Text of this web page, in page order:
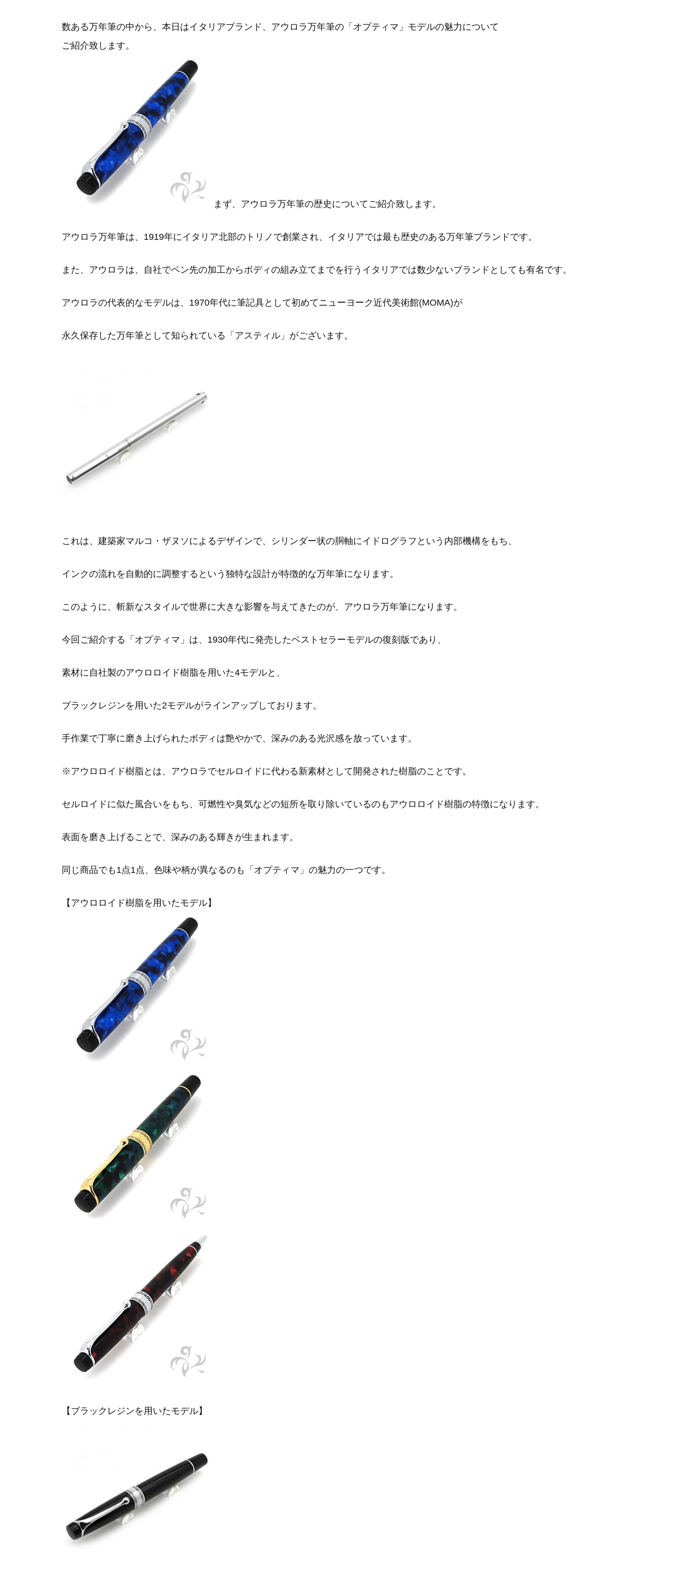
数ある万年筆の中から、本日はイタリアブランド、アウロラ万年筆の「オプティマ」モデルの魅力について
ご紹介致します。
まず、アウロラ万年筆の歴史についてご紹介致します。
アウロラ万年筆は、1919年にイタリア北部のトリノで創業され、イタリアでは最も歴史のある万年筆ブランドです。
また、アウロラは、自社でペン先の加工からボディの組み立てまでを行うイタリアでは数少ないブランドとしても有名です。
アウロラの代表的なモデルは、1970年代に筆記具として初めてニューヨーク近代美術館(MOMA)が
永久保存した万年筆として知られている「アスティル」がございます。
これは、建築家マルコ・ザヌソによるデザインで、シリンダー状の胴軸にイドログラフという内部機構をもち、
インクの流れを自動的に調整するという独特な設計が特徴的な万年筆になります。
このように、斬新なスタイルで世界に大きな影響を与えてきたのが、アウロラ万年筆になります。
今回ご紹介する「オプティマ」は、1930年代に発売したベストセラーモデルの復刻版であり、
素材に自社製のアウロロイド樹脂を用いた4モデルと、
ブラックレジンを用いた2モデルがラインアップしております。
手作業で丁寧に磨き上げられたボディは艶やかで、深みのある光沢感を放っています。
※アウロロイド樹脂とは、アウロラでセルロイドに代わる新素材として開発された樹脂のことです。
セルロイドに似た風合いをもち、可燃性や臭気などの短所を取り除いているのもアウロロイド樹脂の特徴になります。
表面を磨き上げることで、深みのある輝きが生まれます。
同じ商品でも1点1点、色味や柄が異なるのも「オプティマ」の魅力の一つです。
【アウロロイド樹脂を用いたモデル】
【ブラックレジンを用いたモデル】